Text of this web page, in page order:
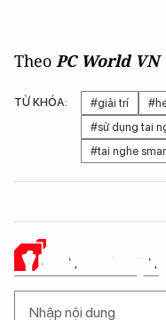
Theo PC World VN
TỪ KHÓA: #giải trí
#sử dụng tai
#tai nghe
Ý KIẾN CỦA BẠN